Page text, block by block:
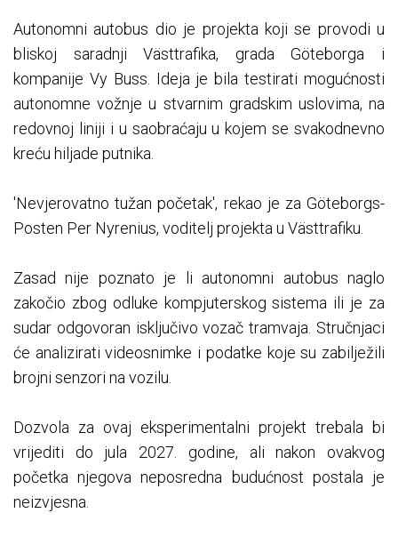
Autonomni autobus dio je projekta koji se provodi u
bliskoj saradnji Västtrafika, grada Göteborga i
kompanije Vy Buss. Ideja je bila testirati mogućnosti
autonomne vožnje u stvarnim gradskim uslovima, na
redovnoj liniji i u saobraćaju u kojem se svakodnevno
kreću hiljade putnika.
'Nevjerovatno tužan početak', rekao je za Göteborgs-
Posten Per Nyrenius, voditelj projekta u Västtrafiku.
Zasad nije poznato je li autonomni autobus naglo
zakočio zbog odluke kompjuterskog sistema ili je za
sudar odgovoran isključivo vozač tramvaja. Stručnjaci
će analizirati videosnimke i podatke koje su zabilježili
brojni senzori na vozilu.
Dozvola za ovaj eksperimentalni projekt trebala bi
vrijediti do jula 2027. godine, ali nakon ovakvog
početka njegova neposredna budućnost postala je
neizvjesna.